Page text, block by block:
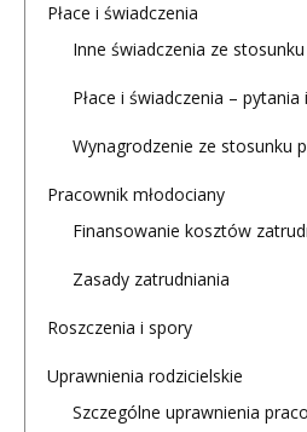
Płace i świadczenia
Inne świadczenia ze
Płace i świadczenia –
Wynagrodzenie ze stosunku
Pracownik młodociany
Finansowanie kosztów
Zasady zatrudniania
Roszczenia i spory
Uprawnienia rodzicielskie
Szczególne uprawnienia